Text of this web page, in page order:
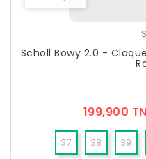
Scholl Bowy 2.0 -
199,900
37 38 39